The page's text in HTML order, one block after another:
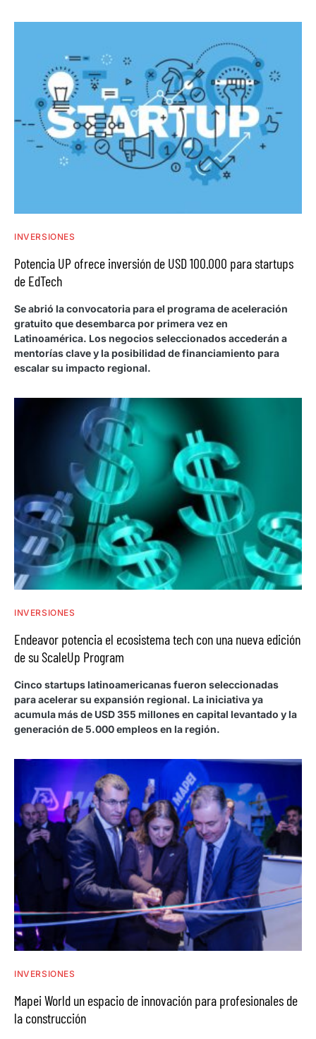
INVERSIONES
Potencia UP ofrece inversión de USD 100.000 para startups
de EdTech
Se abrió la convocatoria para el programa de aceleración
gratuito que desembarca por primera vez en
Latinoamérica. Los negocios seleccionados accederán a
mentorías clave y la posibilidad de financiamiento para
escalar su impacto regional.
INVERSIONES
Endeavor potencia el ecosistema tech con una nueva edición
de su ScaleUp Program
Cinco startups latinoamericanas fueron seleccionadas
para acelerar su expansión regional. La iniciativa ya
acumula más de USD 355 millones en capital levantado y la
generación de 5.000 empleos en la región.
INVERSIONES
Mapei World un espacio de innovación para profesionales de
la construcción